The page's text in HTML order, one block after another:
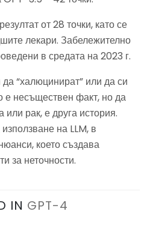
от 28 точки, като се
лекари. Забележително
в средата на 2023 г.
“халюцинират” или да си
е несъществен факт, но да
рак, е друга история.
на LLM, в
което създава
за неточности.
IN GPT-4